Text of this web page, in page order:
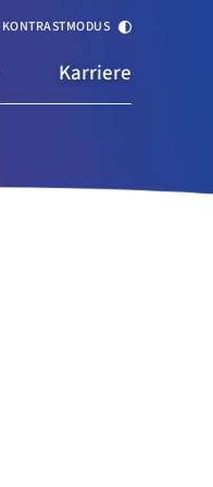
Karriere
KONTRASTMODUS